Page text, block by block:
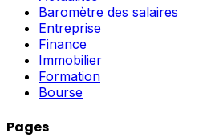
Baromètre des salaires
Entreprise
Finance
Immobilier
Formation
Bourse
Pages